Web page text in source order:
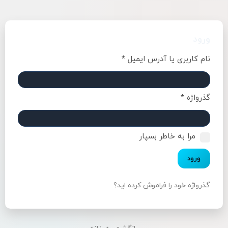
نام کاربری یا آدرس ایمیل *
گذرواژه *
مرا به خاطر بسپار
ورود
گذرواژه خود را فراموش کرده اید؟